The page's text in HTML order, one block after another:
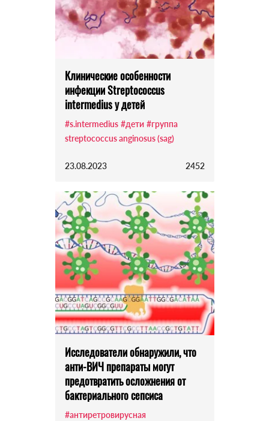
Клинические особенности
инфекции Streptococcus
intermedius у детей
#s.intermedius #дети #группа
streptococcus anginosus (sag)
23.08.2023 2452
Исследователи обнаружили, что
анти-ВИЧ препараты могут
предотвратить осложнения от
бактериального сепсиса
#антиретровирусная